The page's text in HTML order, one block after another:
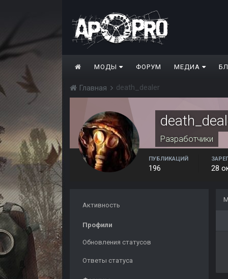
МОДЫ ФОРУМ МЕДИА
Главная death_dealer
Разработчики
ПУБЛИКАЦИЙ
196 28
Активность
Профили
Обновления статусов
Ответы статуса